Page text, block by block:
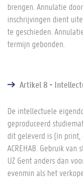
brengen. Annulatie
inschrijvingen dient
te geschieden.
termijn gebonden.
Artikel 8 -
De intellectuele
geproduceerd
dit geleverd is (in
ACREHAB. Gebruik
UZ Gent anders dan
evenmin als het